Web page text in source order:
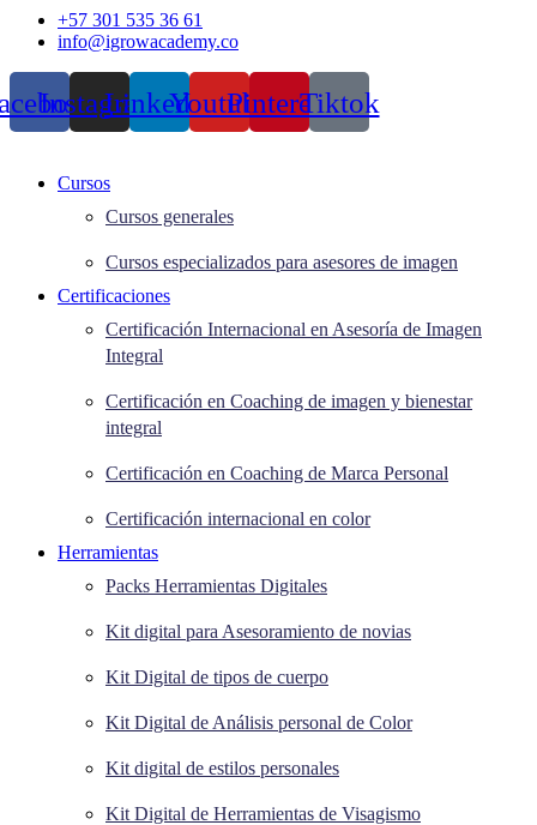
+57 301 535 36 61
info@igrowacademy.co
InstagramLinkedinYoutubePinterestTiktok
Cursos
Cursos generales
Cursos especializados para asesores de imagen
Certificaciones
Certificación Internacional en Asesoría de Imagen
Integral
Certificación en Coaching de imagen y bienestar
integral
Certificación en Coaching de Marca Personal
Certificación internacional en color
Herramientas
Packs Herramientas Digitales
Kit digital para Asesoramiento de novias
Kit Digital de tipos de cuerpo
Kit Digital de Análisis personal de Color
Kit digital de estilos personales
Kit Digital de Herramientas de Visagismo